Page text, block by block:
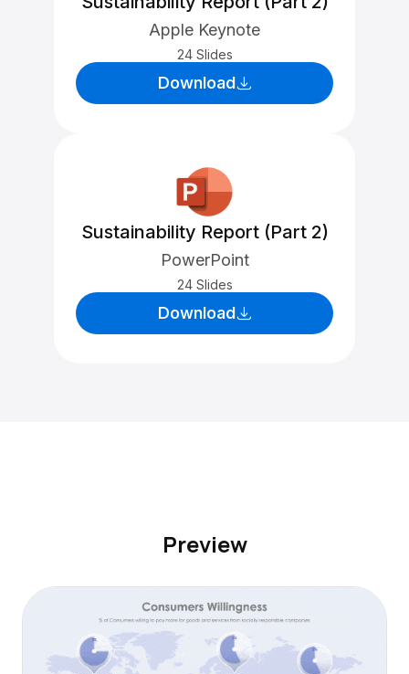
Apple Keynote
24 Slides
Download
Sustainability Report (Part 2)
PowerPoint
24 Slides
Download
Preview